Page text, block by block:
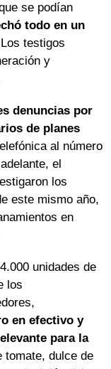
se podían
todo en un
testigos
y
denuncias por
de planes
al número
el
los
este mismo año,
en
unidades de
los
en efectivo y
para la
tomate, dulce de